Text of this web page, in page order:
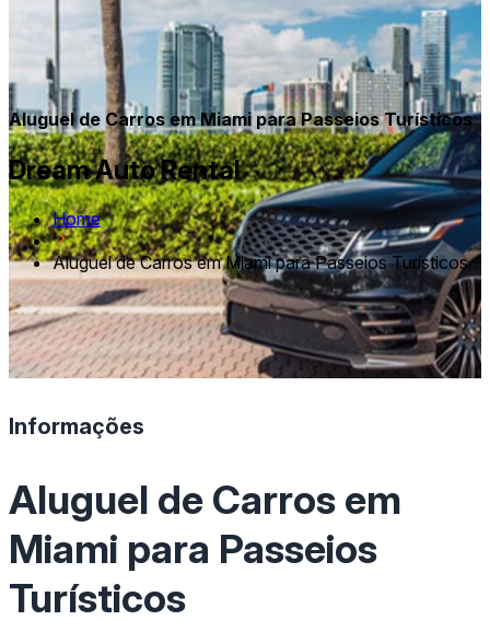
Aluguel de Carros em Miami para Passeios Turísticos
Dream Auto Rental
Home
Aluguel de Carros em Miami para Passeios Turísticos
Informações
Aluguel de Carros em
Miami para Passeios
Turísticos